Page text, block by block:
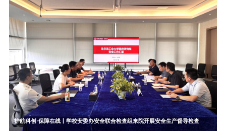
护航科创·保障在线丨学校安委办安全联合检查组来院开展安全生产督导检查